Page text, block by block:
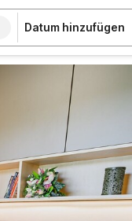
Datum hinzufügen